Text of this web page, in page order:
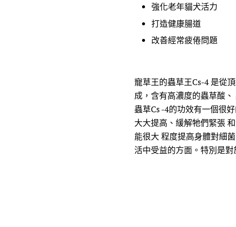
強化老年貓犬活力
打造健康腸道
改善經常疲倦問題
寵草王的蟲草王Cs-4 是從
成，含有高濃度的蟲草酸、
蟲草Cs -4的功效有一個很
大大提高、緩解牠們緊張
能很大 程度提高身體對細
活中受益的方面。特別是